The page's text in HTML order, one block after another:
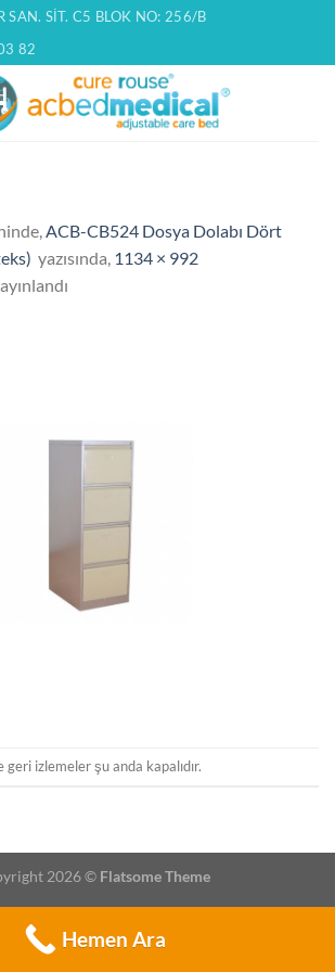
SAN. SIT. C5 BLOK NO: 256/B
82
ACB-CB524 Dosya Dolabı Dört
yazısında, 1134 × 992
izlemeler şu anda kapalıdır.
2026 © Flatsome Theme
Hemen Ara